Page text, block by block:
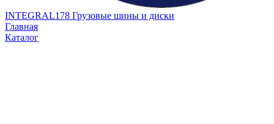
INTEGRAL178 Грузовые шины и диски
Главная
Каталог